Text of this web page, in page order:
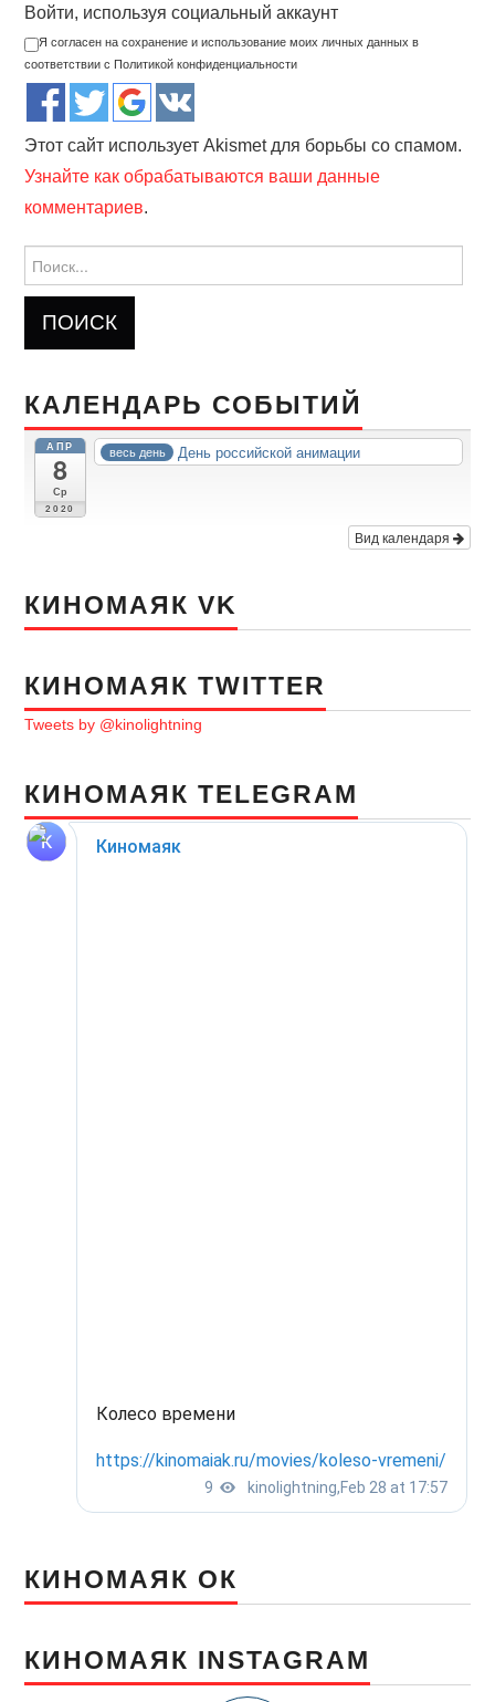
Войти, используя социальный аккаунт
Я согласен на сохранение и использование моих личных данных в
соответствии с Политикой конфиденциальности
Этот сайт использует Akismet для борьбы со спамом.
Узнайте как обрабатываются ваши данные
комментариев.
КАЛЕНДАРЬ СОБЫТИЙ
АПР
8
Ср
2020
весь день День российской анимации
Вид календаря
КИНОМАЯК VK
КИНОМАЯК TWITTER
Tweets by @kinolightning
КИНОМАЯК TELEGRAM
КИНОМАЯК ОК
КИНОМАЯК INSTAGRAM